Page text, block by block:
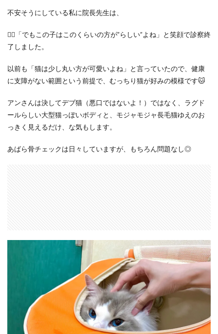
不安そうにしている私に院長先生は、
👨‍⚕️「でもこの子はこのくらいの方が”らしい”よね」と笑顔で診察終
了しました。
以前も「猫は少し丸い方が可愛いよね」と言っていたので、健康
に支障がない範囲という前提で、むっちり猫が好みの模様です🐱
アンさんは決してデブ猫（悪口ではないよ！）ではなく、ラグド
ールらしい大型猫っぽいボディと、モジャモジャ長毛猫ゆえのお
っきく見えるだけ、な気もします。
あばら骨チェックは日々していますが、もちろん問題なし◎